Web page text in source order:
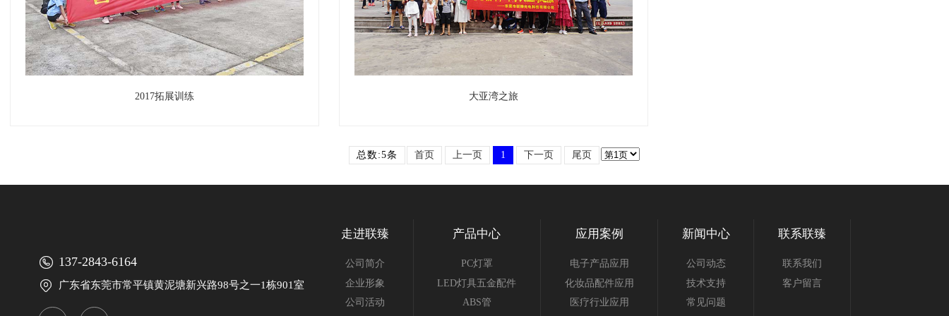
2017拓展训练 大亚湾之旅
总数:5条 首页 上一页 1 下一页 尾页
 137-2843-6164
 广东省东莞市常平镇黄泥塘新兴路98号之一1栋901室
走进联臻
公司简介
企业形象
公司活动
产品中心
PC灯罩
LED灯具五金配件
ABS管
应用案例
电子产品应用
化妆品配件应用
医疗行业应用
新闻中心
公司动态
技术支持
常见问题
联系联臻
联系我们
客户留言